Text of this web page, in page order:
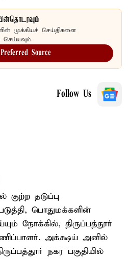
முக்கியச் செய்திகளை
செய்யவும்.
Source
Follow Us
குற்ற தடுப்பு
பொதுமக்களின்
நோக்கில், திருப்பத்தூர்
அக்க்ஷய் அனில்
நகர பகுதியில்